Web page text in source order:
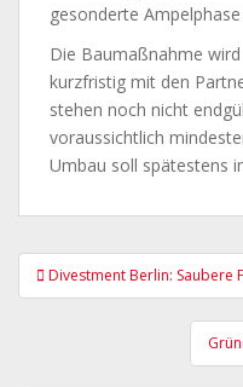
gesonderte
Die Baumaßnahme
kurzfristig mit den
stehen noch nicht
voraussichtlich
Umbau soll spätestens
Divestment Berlin: Saubere